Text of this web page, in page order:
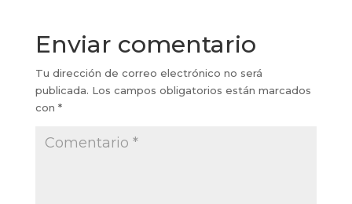
Enviar comentario
Tu dirección de correo electrónico no será
publicada. Los campos obligatorios están marcados
con *